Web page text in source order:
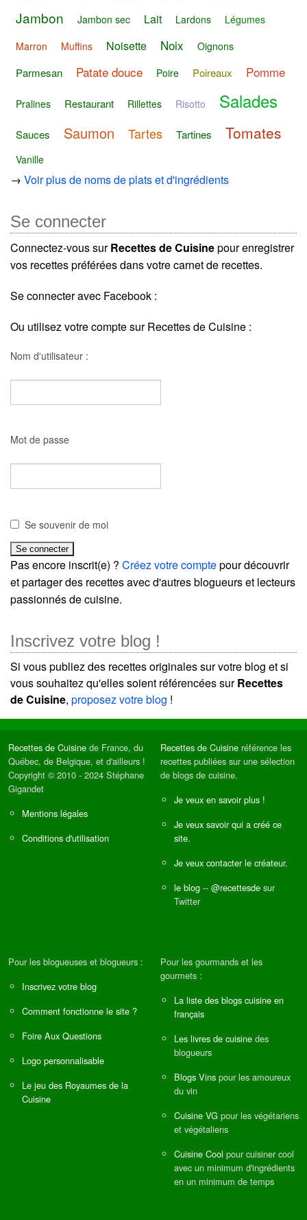
Jambon Jambon sec Lait Lardons
Légumes
Marron
Muffins Noisette Noix Oignons
Parmesan Patate douce Poire Poireaux Pomme
Pralines Restaurant Rillettes Risotto Salades
Sauces Saumon Tartes Tartines Tomates
Vanille
→ Voir plus de noms de plats et d'ingrédients
Se connecter
Connectez-vous surRecettes de Cuisinepour enregistrer
vos recettes préférées dans votre carnet de recettes.
Se connecter avec Facebook :
Ou utilisez votre compte sur Recettes de Cuisine :
Nom d'utilisateur :
Mot de passe
Se souvenir de moi
Pas encore inscrit(e) ? Créez votre comptepour découvrir
et partager des recettes avec d'autres blogueurs et lecteurs
passionnés de cuisine.
Inscrivez votre blog !
Si vous publiez des recettes originales sur votre blog et si
vous souhaitez qu'elles soient référencées surRecettes
de Cuisine, proposez votre blog !
Recettes de Cuisine de France, du
Québec, de Belgique, et d'ailleurs !
Copyright © 2010 - 2024 Stéphane
Gigandet
Mentions légales
Conditions d'utilisation
Recettes de Cuisine référence les
recettes publiées sur une sélection
de blogs de cuisine.
Je veux en savoir plus !
Je veux savoir qui a créé ce
site.
Je veux contacter le créateur.
le blog -- @recettesde sur
Twitter
Pour les blogueuses et blogueurs :
Inscrivez votre blog
Comment fonctionne le site ?
Foire Aux Questions
Logo personnalisable
Le jeu des Royaumes de la
Cuisine
Pour les gourmands et les
gourmets :
La liste des blogs cuisine en
français
Les livres de cuisine des
blogueurs
Blogs Vins pour les amoureux
du vin
Cuisine VG pour les végétariens
et végétaliens
Cuisine Cool pour cuisiner cool
avec un minimum d'ingrédients
en un minimum de temps